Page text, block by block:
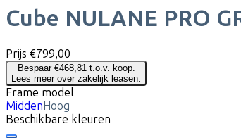
Cube NULANE PRO
Prijs €799,00
Bespaar €468,81 t.o.v. koop.
Lees meer over zakelijk leasen.
Frame model
MiddenHoog
Beschikbare kleuren